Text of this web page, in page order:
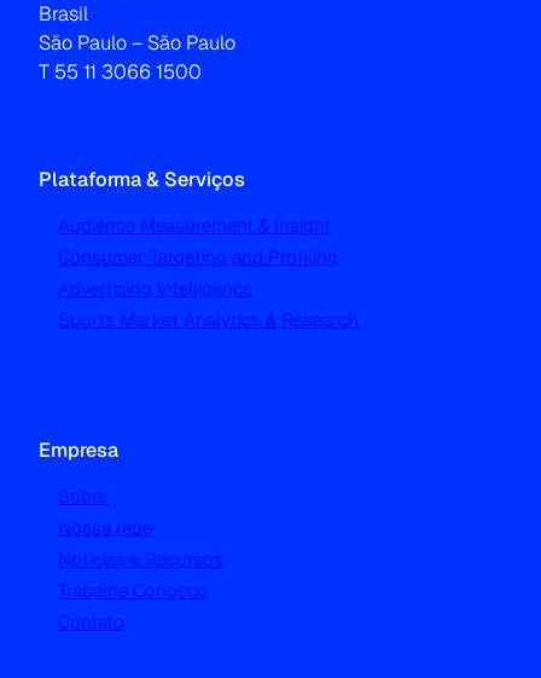
Brasil
São Paulo – São Paulo
T 55 11 3066 1500
Plataforma & Serviços
Audience Measurement & Insight
Consumer Targeting and Profiling
Advertising Intelligence
Sports Market Analytics & Research
Empresa
Sobre
Nossa rede
Notícias e Recursos
Trabalhe Conosco
Contato